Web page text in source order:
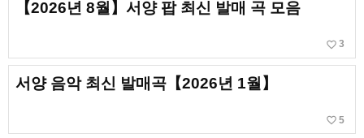
【2026년 8월】서양 팝 최신 발매 곡 모음
favorite_border 3
서양 음악 최신 발매곡【2026년 1월】
favorite_border 5